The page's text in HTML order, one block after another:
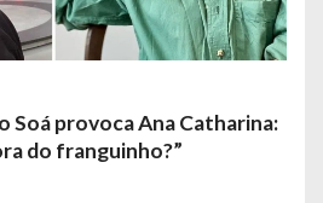
Soá provoca Ana Catharina:
do franguinho?”